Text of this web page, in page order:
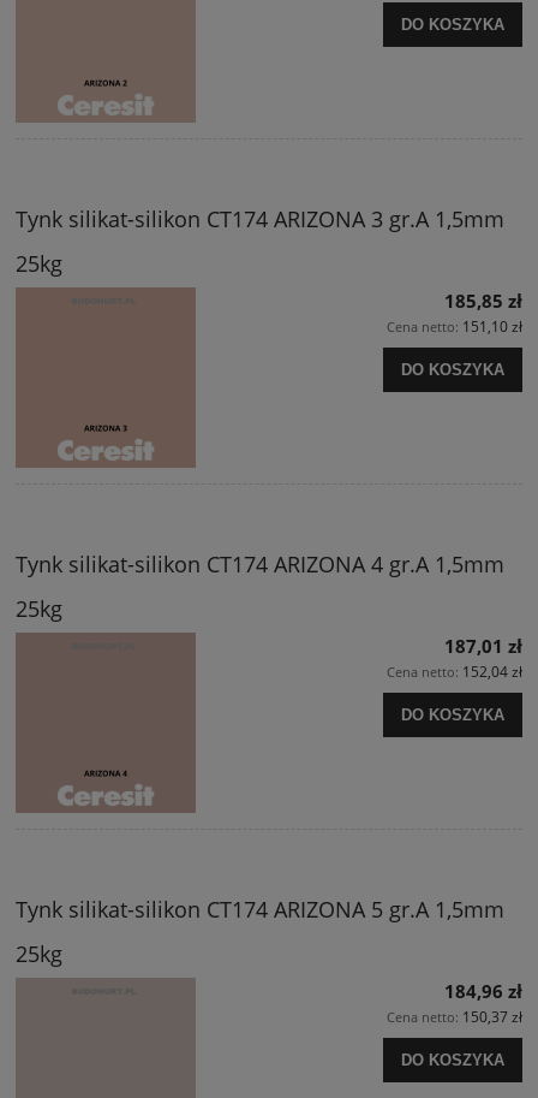
DO KOSZYKA
Tynk silikat-silikon CT174 ARIZONA 3 gr.A 1,5mm
25kg
185,85 zł
Cena netto: 151,10 zł
DO KOSZYKA
Tynk silikat-silikon CT174 ARIZONA 4 gr.A 1,5mm
25kg
187,01 zł
Cena netto: 152,04 zł
DO KOSZYKA
Tynk silikat-silikon CT174 ARIZONA 5 gr.A 1,5mm
25kg
184,96 zł
Cena netto: 150,37 zł
DO KOSZYKA